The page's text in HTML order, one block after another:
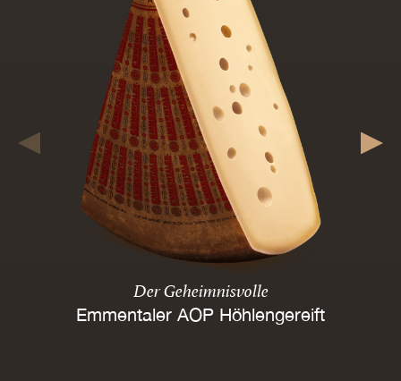
Der Geheimnisvolle
Emmentaler AOP Höhlengereift